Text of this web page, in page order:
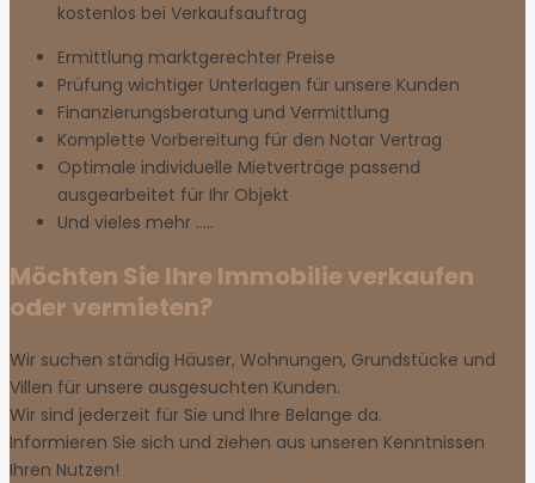
kostenlos bei Verkaufsauftrag
Ermittlung marktgerechter Preise
Prüfung wichtiger Unterlagen für unsere Kunden
Finanzierungsberatung und Vermittlung
Komplette Vorbereitung für den Notar Vertrag
Optimale individuelle Mietverträge passend
ausgearbeitet für Ihr Objekt
Und vieles mehr …..
Möchten Sie Ihre Immobilie verkaufen
oder vermieten?
Wir suchen ständig Häuser, Wohnungen, Grundstücke und
Villen für unsere ausgesuchten Kunden.
Wir sind jederzeit für Sie und Ihre Belange da.
Informieren Sie sich und ziehen aus unseren Kenntnissen
Ihren Nutzen!